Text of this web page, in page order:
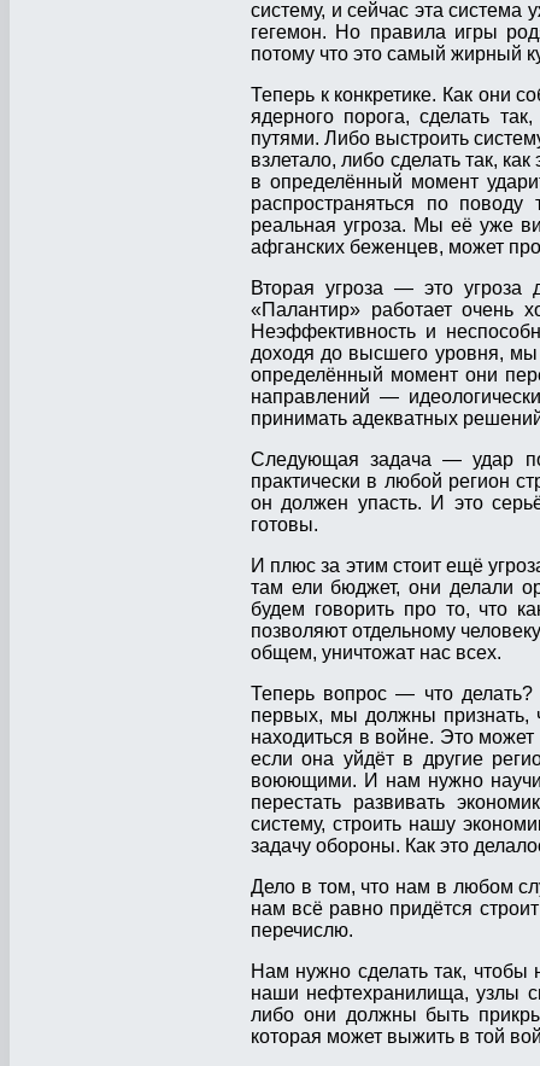
систему, и сейчас эта система
гегемон. Но правила игры
потому что это самый жирный
Теперь к конкретике. Как они
ядерного порога, сделать
путями. Либо выстроить
взлетало, либо сделать так,
в определённый момент
распространяться по
реальная угроза. Мы её уже
афганских беженцев, может
Вторая угроза — это угроза
«Палантир» работает очень
Неэффективность и
доходя до высшего уровня,
определённый момент они
направлений —
принимать адекватных
Следующая задача — удар
практически в любой регион
он должен упасть. И это
готовы.
И плюс за этим стоит ещё
там ели бюджет, они делали
будем говорить про то, что
позволяют отдельному
общем, уничтожат нас всех.
Теперь вопрос — что
первых, мы должны признать,
находиться в войне. Это
если она уйдёт в другие
воюющими. И нам нужно
перестать развивать
систему, строить нашу
задачу обороны. Как это
Дело в том, что нам в любом
нам всё равно придётся
перечислю.
Нам нужно сделать так, чтобы
наши нефтехранилища, узлы
либо они должны быть
которая может выжить в той